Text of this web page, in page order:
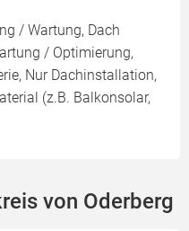
/ Wartung, Dach
/ Optimierung,
Nur Dachinstallation,
(z.B. Balkonsolar,
von Oderberg